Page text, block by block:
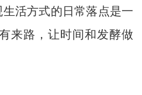
活方式的日常落点是一
来路，让时间和发酵做